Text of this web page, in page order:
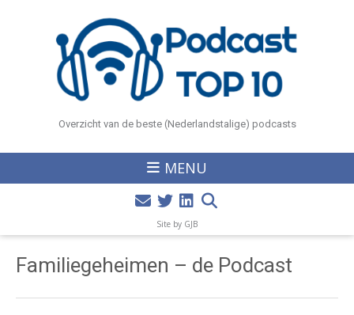
Overzicht van de beste (Nederlandstalige) podcasts
MENU
Site by GJB
Familiegeheimen – de Podcast